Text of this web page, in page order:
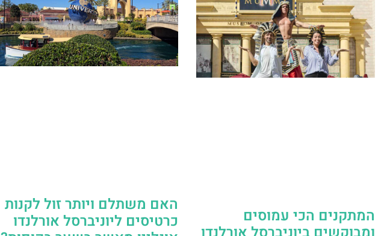
המתקנים הכי עמוסים
האם משתלם ויותר זול לקנות
כרטיסים ליוניברסל אורלנדו